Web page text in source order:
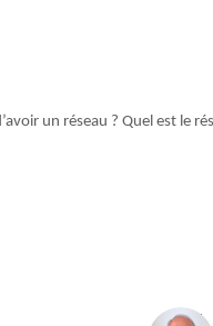
un réseau ? Quel est le